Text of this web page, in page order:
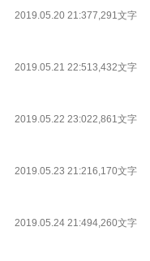
2019.05.20 21:377,291文字
2019.05.21 22:513,432文字
2019.05.22 23:022,861文字
2019.05.23 21:216,170文字
2019.05.24 21:494,260文字